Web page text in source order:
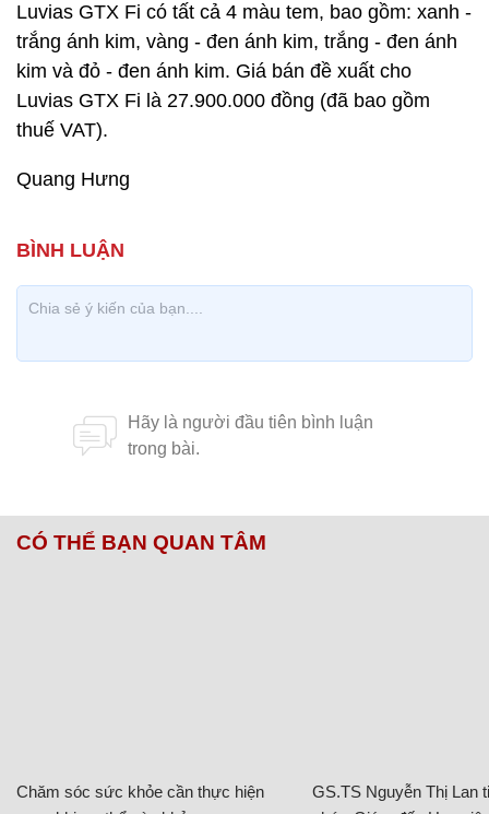
Luvias GTX Fi có tất cả 4 màu tem, bao gồm: xanh -
trắng ánh kim, vàng - đen ánh kim, trắng - đen ánh
kim và đỏ - đen ánh kim. Giá bán đề xuất cho
Luvias GTX Fi là 27.900.000 đồng (đã bao gồm
thuế VAT).
Quang Hưng
CÓ THỂ BẠN QUAN TÂM
Chăm sóc sức khỏe cần thực hiện
GS.TS Nguyễn Thị Lan